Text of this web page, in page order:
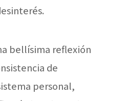
bellísima reflexión
de
personal,